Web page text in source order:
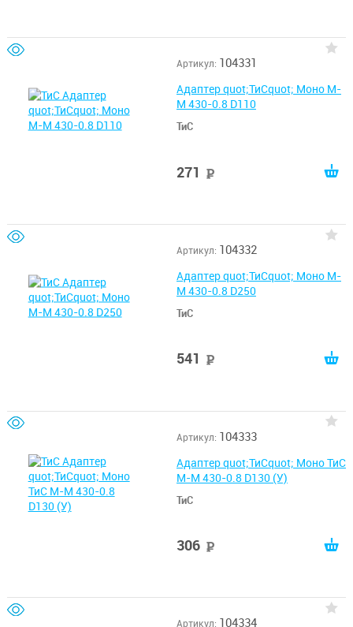
Артикул: 104331
Адаптер quot;ТиСquot; Моно М-
М 430-0.8 D110
ТиС
271
Артикул: 104332
Адаптер quot;ТиСquot; Моно М-
М 430-0.8 D250
ТиС
541
Артикул: 104333
Адаптер quot;ТиСquot; Моно ТиС
М-М 430-0.8 D130 (У)
ТиС
306
Артикул: 104334